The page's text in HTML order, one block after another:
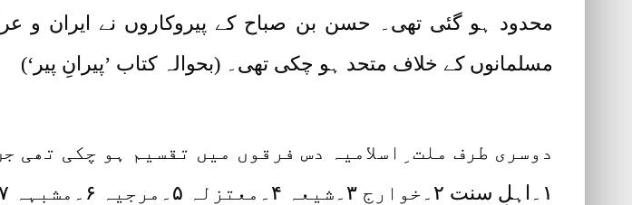
محدود ہو گئی تھی۔ حسن بن صباح کے پیروکاروں نے ایران و
مسلمانوں کے خلاف متحد ہو چکی تھی۔ (بحوالہ کتاب ’پیرانِ پیر‘)
دوسری طرف ملت ِاسلامیہ دس فرقوں میں تقسیم ہو چکی تھی
۱۔اہلِ سنت ۲۔خوارج ۳۔شیعہ ۴۔معتزلہ ۵۔مرجیہ ۶۔مشبہہ ۷۔جہمیہ ۸۔ضراریہ ۹۔نجاریہ ۱۰۔کلابیہ۔